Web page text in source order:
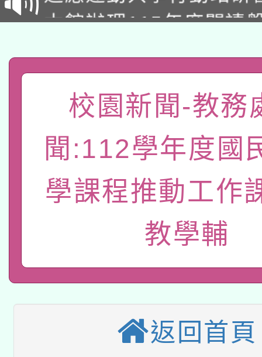
招)
本館辦理115年度閱讀
礎課程
A3數位素養講師名單
「數位內容與教學軟
pilot」
有關大陸委員會函釋公
薪期間赴陸應申請許可
轉知經濟部水利署委託
業技術研究院辦理「
用水績優單位及節水達
115年8月22日(星期六
桃園市孔廟祈福系列
2026年桃園地景藝術
本校115學年度第2次
招甄選結果公告(無人
適應運動共學行動站研
本館辦理115年度閱讀
暨閱讀推動專業研習
科技賦能─人工智慧
校園新聞-教務
聞:112學年度國
學課程推動工作
教學輔
返回首頁